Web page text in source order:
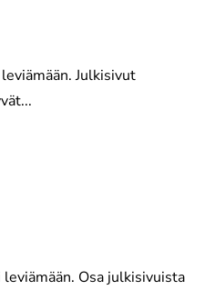
Julkisivut
Osa julkisivuista